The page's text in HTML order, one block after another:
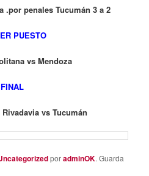
.por penales Tucumán 3 a 2
PUESTO
vs Mendoza
FINAL
vs Tucumán
poradminOK. Guarda